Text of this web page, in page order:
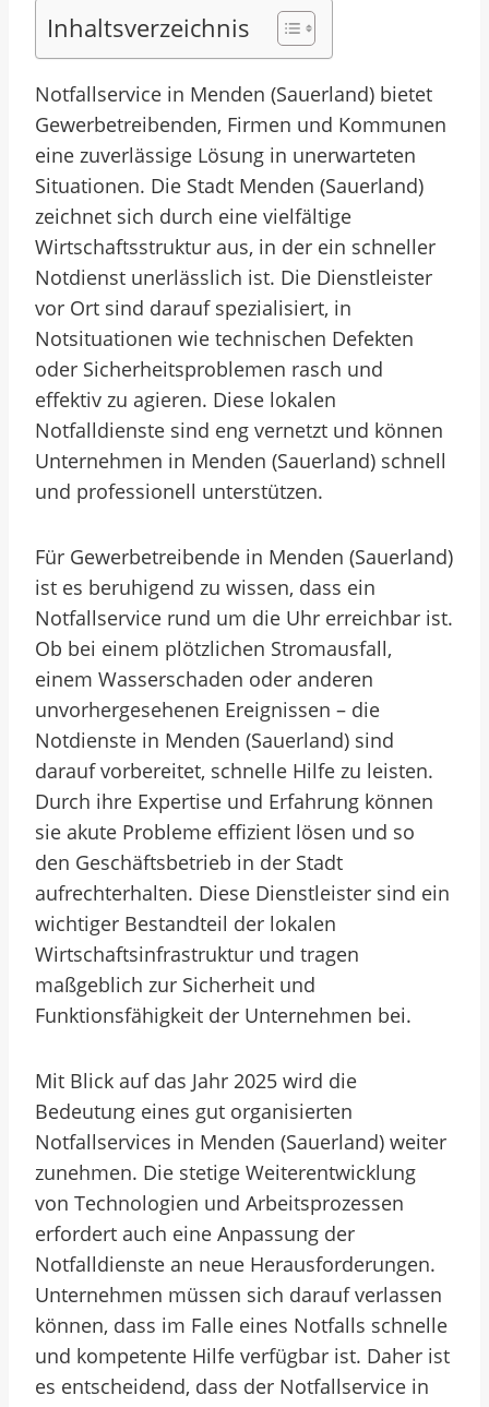
Inhaltsverzeichnis
Notfallservice in Menden (Sauerland) bietet
Gewerbetreibenden, Firmen und Kommunen
eine zuverlässige Lösung in unerwarteten
Situationen. Die Stadt Menden (Sauerland)
zeichnet sich durch eine vielfältige
Wirtschaftsstruktur aus, in der ein schneller
Notdienst unerlässlich ist. Die Dienstleister
vor Ort sind darauf spezialisiert, in
Notsituationen wie technischen Defekten
oder Sicherheitsproblemen rasch und
effektiv zu agieren. Diese lokalen
Notfalldienste sind eng vernetzt und können
Unternehmen in Menden (Sauerland) schnell
und professionell unterstützen.
Für Gewerbetreibende in Menden (Sauerland)
ist es beruhigend zu wissen, dass ein
Notfallservice rund um die Uhr erreichbar ist.
Ob bei einem plötzlichen Stromausfall,
einem Wasserschaden oder anderen
unvorhergesehenen Ereignissen – die
Notdienste in Menden (Sauerland) sind
darauf vorbereitet, schnelle Hilfe zu leisten.
Durch ihre Expertise und Erfahrung können
sie akute Probleme effizient lösen und so
den Geschäftsbetrieb in der Stadt
aufrechterhalten. Diese Dienstleister sind ein
wichtiger Bestandteil der lokalen
Wirtschaftsinfrastruktur und tragen
maßgeblich zur Sicherheit und
Funktionsfähigkeit der Unternehmen bei.
Mit Blick auf das Jahr 2025 wird die
Bedeutung eines gut organisierten
Notfallservices in Menden (Sauerland) weiter
zunehmen. Die stetige Weiterentwicklung
von Technologien und Arbeitsprozessen
erfordert auch eine Anpassung der
Notfalldienste an neue Herausforderungen.
Unternehmen müssen sich darauf verlassen
können, dass im Falle eines Notfalls schnelle
und kompetente Hilfe verfügbar ist. Daher ist
es entscheidend, dass der Notfallservice in